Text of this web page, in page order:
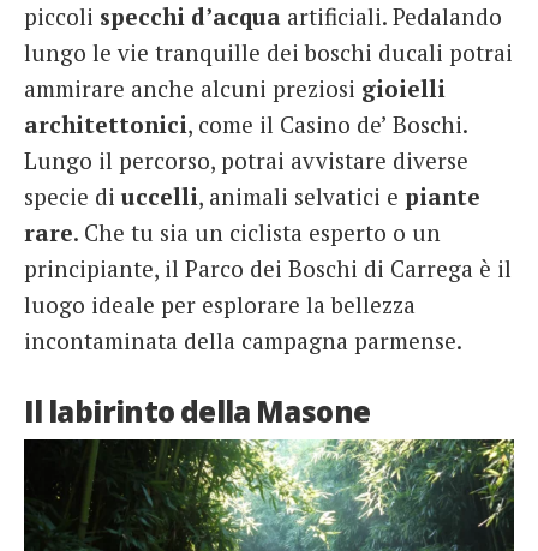
piccoli specchi d’acqua artificiali. Pedalando
lungo le vie tranquille dei boschi ducali potrai
ammirare anche alcuni preziosi gioielli
architettonici, come il Casino de’ Boschi.
Lungo il percorso, potrai avvistare diverse
specie di uccelli, animali selvatici e piante
rare. Che tu sia un ciclista esperto o un
principiante, il Parco dei Boschi di Carrega è il
luogo ideale per esplorare la bellezza
incontaminata della campagna parmense.
Il labirinto della Masone